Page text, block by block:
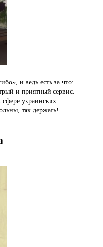
и ведь есть за что:
и приятный сервис.
сфере украинских
так держать!